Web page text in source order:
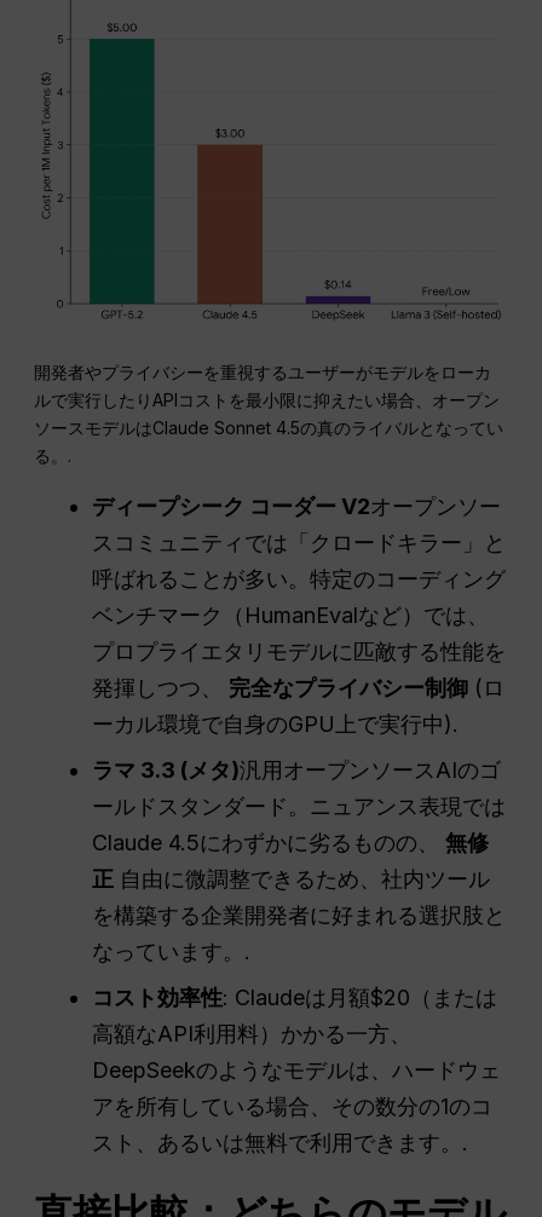
開発者やプライバシーを重視するユーザーがモデルをローカ
ルで実行したりAPIコストを最小限に抑えたい場合、オープン
ソースモデルはClaude Sonnet 4.5の真のライバルとなってい
る。.
ディープシーク コーダー V2オープンソー
スコミュニティでは「クロードキラー」と
呼ばれることが多い。特定のコーディング
ベンチマーク（HumanEvalなど）では、
プロプライエタリモデルに匹敵する性能を
発揮しつつ、 完全なプライバシー制御 (ロ
ーカル環境で自身のGPU上で実行中).
ラマ 3.3 (メタ)汎用オープンソースAIのゴ
ールドスタンダード。ニュアンス表現では
Claude 4.5にわずかに劣るものの、無修
正 自由に微調整できるため、社内ツール
を構築する企業開発者に好まれる選択肢と
なっています。.
コスト効率性: Claudeは月額$20（または
高額なAPI利用料）かかる一方、
DeepSeekのようなモデルは、ハードウェ
アを所有している場合、その数分の1のコ
スト、あるいは無料で利用できます。.